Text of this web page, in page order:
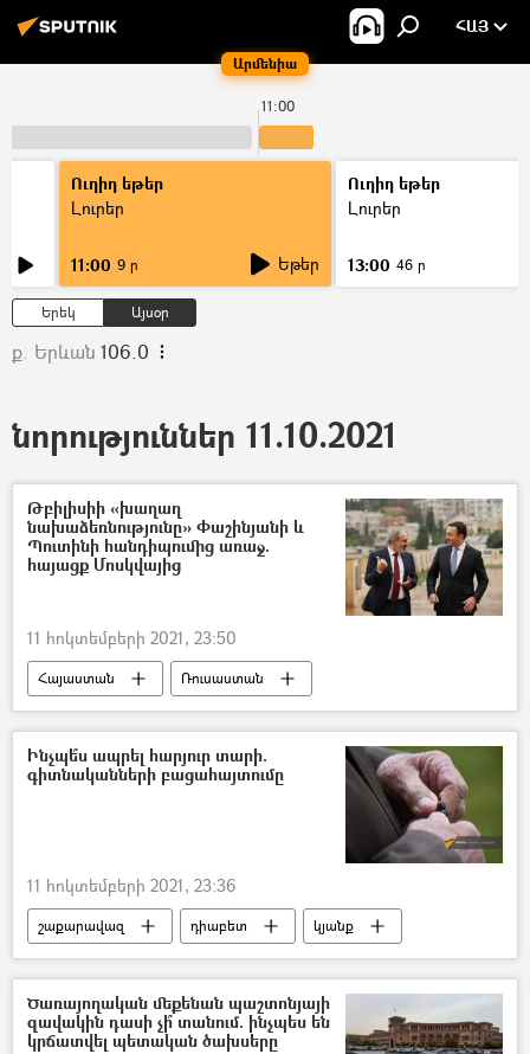
Արմենիա
ՀԱՅ
11:00
Ուղիղ եթեր
Լուրեր
11:00 9 ր Եթեր
Ուղիղ եթեր
Լուրեր
13:00 46 ր
Երեկ Այսօր
ք. Երևան 106.0
նորություններ 11.10.2021
Թբիլիսիի «խաղաղ
նախաձեռնությունը» Փաշինյանի և
Պուտինի հանդիպումից առաջ.
հայացք Մոսկվայից
11 հոկտեմբերի 2021, 23:50
Հայաստան
Ռուսաստան
Թուրքիա
Նիկոլ Փաշինյան
Վրաստանի Հանրապետություն
Ադրբեջան
Իրանի Իսլամական Հանրապետություն
«3+3» ձևաչափ
Ինչպե՞ս ապրել հարյուր տարի.
գիտնականների բացահայտումը
11 հոկտեմբերի 2021, 23:36
շաքարավազ դիաբետ
կյանք
ծերություն
ընկույզ
բրոկոլի
հիվանդություն
Ծառայողական մեքենան պաշտոնյայի
զավակին դասի չի՞ տանում. ինչպես են
կրճատվել պետական ծախսերը